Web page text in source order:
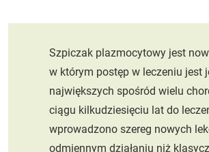
Szpiczak plazmocytowy jest
w którym postęp w leczeniu jest
największych spośród wielu
ciągu kilkudziesięciu lat do
wprowadzono szereg nowych
odmiennym działaniu niż